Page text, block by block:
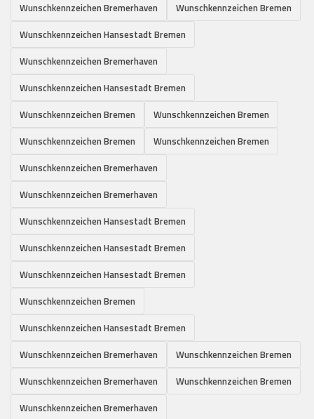
Wunschkennzeichen Bremerhaven
Wunschkennzeichen Bremen
Wunschkennzeichen Hansestadt Bremen
Wunschkennzeichen Bremerhaven
Wunschkennzeichen Hansestadt Bremen
Wunschkennzeichen Bremen
Wunschkennzeichen Bremen
Wunschkennzeichen Bremen
Wunschkennzeichen Bremen
Wunschkennzeichen Bremerhaven
Wunschkennzeichen Bremerhaven
Wunschkennzeichen Hansestadt Bremen
Wunschkennzeichen Hansestadt Bremen
Wunschkennzeichen Hansestadt Bremen
Wunschkennzeichen Bremen
Wunschkennzeichen Hansestadt Bremen
Wunschkennzeichen Bremerhaven
Wunschkennzeichen Bremen
Wunschkennzeichen Bremerhaven
Wunschkennzeichen Bremen
Wunschkennzeichen Bremerhaven